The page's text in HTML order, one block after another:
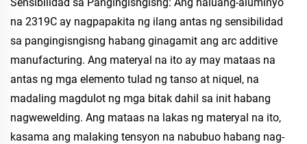
na 2319C ay nagpapakita ng ilang antas ng sensibilidad
sa pangingisngisng habang ginagamit ang arc additive
manufacturing. Ang materyal na ito ay may mataas na
antas ng mga elemento tulad ng tanso at niquel, na
madaling magdulot ng mga bitak dahil sa init habang
nagwewelding. Ang mataas na lakas ng materyal na ito,
kasama ang malaking tensyon na nabubuo habang nag-